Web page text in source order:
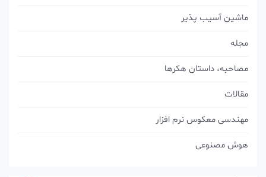
ماشین آسیب پذیر
مصاحبه، داستان هکرها
مقالات
مهندسی معکوس نرم افزار
هوش مصنوعی